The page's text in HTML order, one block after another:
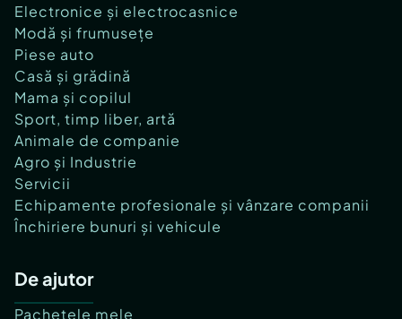
Electronice și electrocasnice
Modă și frumusețe
Piese auto
Casă și grădină
Mama și copilul
Sport, timp liber, artă
Animale de companie
Agro și Industrie
Servicii
Echipamente profesionale și vânzare companii
Închiriere bunuri și vehicule
De ajutor
Pachetele mele